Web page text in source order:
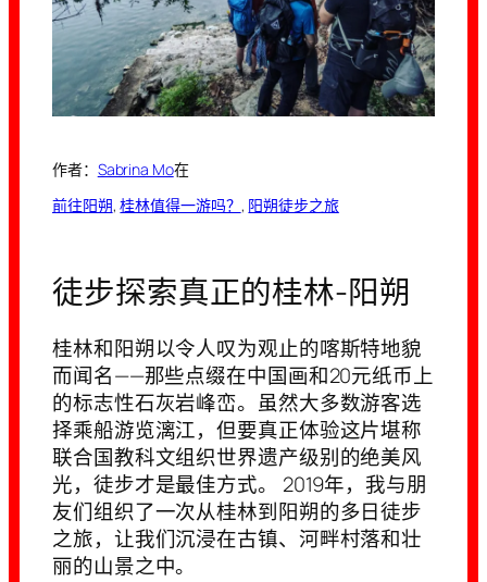
作者： Sabrina Mo在
前往阳朔, 桂林值得一游吗？ , 阳朔徒步之旅
徒步探索真正的桂林-阳朔
桂林和阳朔以令人叹为观止的喀斯特地貌
而闻名——那些点缀在中国画和20元纸币上
的标志性石灰岩峰峦。虽然大多数游客选
择乘船游览漓江，但要真正体验这片堪称
联合国教科文组织世界遗产级别的绝美风
光，徒步才是最佳方式。 2019年，我与朋
友们组织了一次从桂林到阳朔的多日徒步
之旅，让我们沉浸在古镇、河畔村落和壮
丽的山景之中。